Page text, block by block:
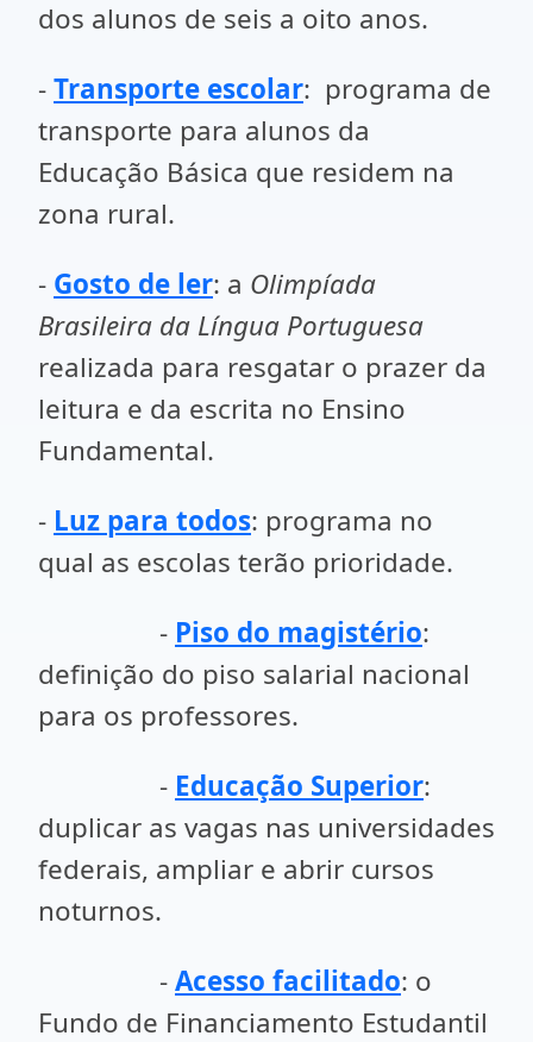
dos alunos de seis a oito anos.
-Transporte escolar: programa de
transporte para alunos da
Educação Básica que residem na
zona rural.
- Gosto de ler: a Olimpíada
Brasileira da Língua Portuguesa
realizada para resgatar o prazer da
leitura e da escrita no Ensino
Fundamental.
- Luz para todos: programa no
qual as escolas terão prioridade.
- Piso do magistério:
definição do piso salarial nacional
para os professores.
- Educação Superior:
duplicar as vagas nas universidades
federais, ampliar e abrir cursos
noturnos.
-Acesso facilitado: o
Fundo de Financiamento Estudantil